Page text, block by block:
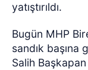
yatıştırıldı.
Bugün MHP
sandık başına
Salih